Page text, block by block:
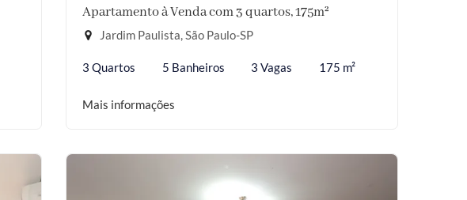
Apartamento à Venda com 3 quartos, 175m²
Jardim Paulista, São Paulo-SP
3 Quartos 5 Banheiros 3 Vagas 175 m²
Mais informações